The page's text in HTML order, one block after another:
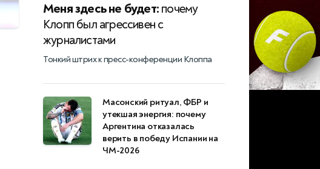
Меня здесь не будет: почему
Клопп был агрессивен с
журналистами
Тонкий штрих к пресс-конференции Клоппа
Масонский ритуал, ФБР и
утекшая энергия: почему
Аргентина отказалась
верить в победу Испании на
ЧМ-2026